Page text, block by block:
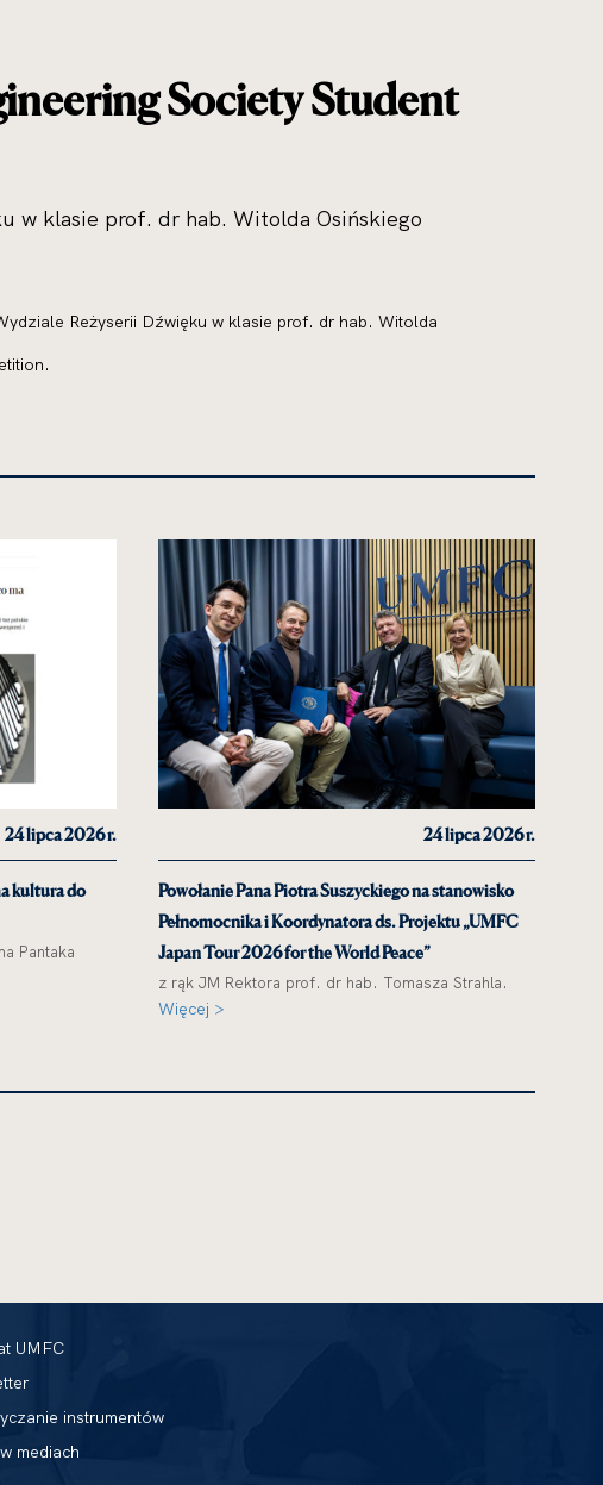
Society Student
w klasie prof. dr hab. Witolda Osińskiego
Reżyserii Dźwięku w klasie prof. dr hab. Witolda
24 lipca 2026 r.
kultura do
Pantaka
24 lipca 2026 r.
Powołanie Pana Piotra Suszyckiego na stanowisko
Pełnomocnika i Koordynatora ds. Projektu „UMFC
Japan Tour 2026 for the World Peace”
z rąk JM Rektora prof. dr hab. Tomasza Strahla.
Więcej >
UMFC
instrumentów
mediach